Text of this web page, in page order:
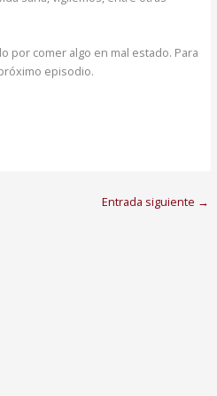
por comer algo en mal estado. Para
episodio.
Entrada siguiente →